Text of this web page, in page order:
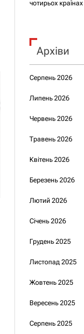
чотирьох країнах
Архіви
Серпень 2026
Липень 2026
Червень 2026
Травень 2026
Квітень 2026
Березень 2026
Лютий 2026
Січень 2026
Грудень 2025
Листопад 2025
Жовтень 2025
Вересень 2025
Серпень 2025